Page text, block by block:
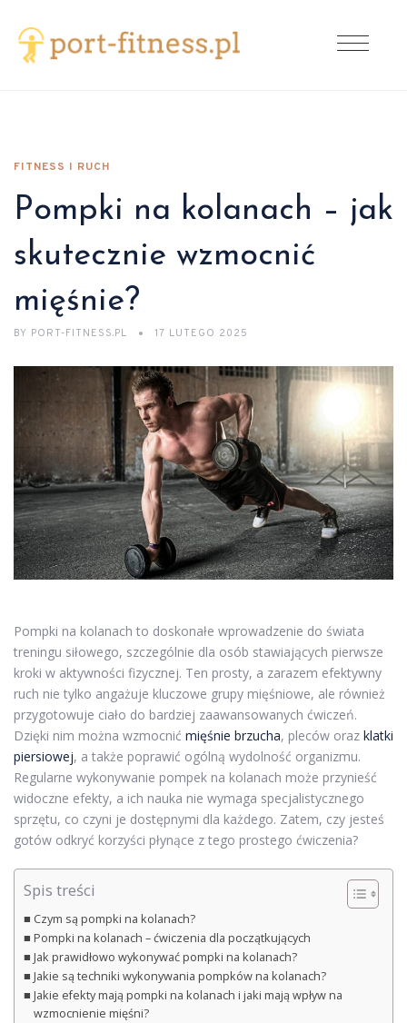
FITNESS I RUCH
Pompki na kolanach – jak
skutecznie wzmocnić
mięśnie?
BY PORT-FITNESS.PL 17 LUTEGO 2025
Pompki na kolanach to doskonałe wprowadzenie do świata
treningu siłowego, szczególnie dla osób stawiających pierwsze
kroki w aktywności fizycznej. Ten prosty, a zarazem efektywny
ruch nie tylko angażuje kluczowe grupy mięśniowe, ale również
przygotowuje ciało do bardziej zaawansowanych ćwiczeń.
Dzięki nim można wzmocnić mięśnie brzucha, pleców oraz klatki
piersiowej, a także poprawić ogólną wydolność organizmu.
Regularne wykonywanie pompek na kolanach może przynieść
widoczne efekty, a ich nauka nie wymaga specjalistycznego
sprzętu, co czyni je dostępnymi dla każdego. Zatem, czy jesteś
gotów odkryć korzyści płynące z tego prostego ćwiczenia?
Spis treści
Czym są pompki na kolanach?
Pompki na kolanach – ćwiczenia dla początkujących
Jak prawidłowo wykonywać pompki na kolanach?
Jakie są techniki wykonywania pompków na kolanach?
Jakie efekty mają pompki na kolanach i jaki mają wpływ na
wzmocnienie mięśni?